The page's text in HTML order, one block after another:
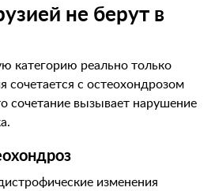
не берут в
категорию реально только
сочетается с остеохондрозом
сочетание вызывает нарушение
изменения